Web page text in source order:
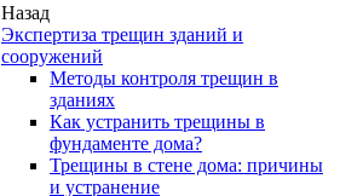
Назад
Экспертиза трещин зданий и
сооружений
Методы контроля трещин в
зданиях
Как устранить трещины в
фундаменте дома?
Трещины в стене дома: причины
и устранение